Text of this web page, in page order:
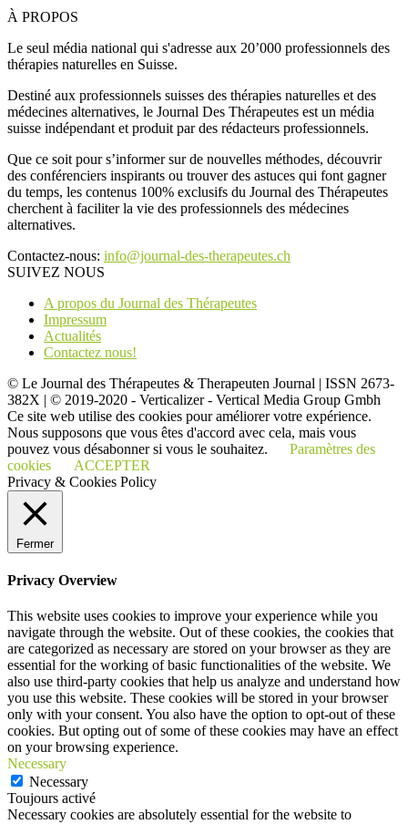
À PROPOS
Le seul média national qui s'adresse aux 20’000 professionnels des
thérapies naturelles en Suisse.
Destiné aux professionnels suisses des thérapies naturelles et des
médecines alternatives, le Journal Des Thérapeutes est un média
suisse indépendant et produit par des rédacteurs professionnels.
Que ce soit pour s’informer sur de nouvelles méthodes, découvrir
des conférenciers inspirants ou trouver des astuces qui font gagner
du temps, les contenus 100% exclusifs du Journal des Thérapeutes
cherchent à faciliter la vie des professionnels des médecines
alternatives.
Contactez-nous: info@journal-des-therapeutes.ch
SUIVEZ NOUS
A propos du Journal des Thérapeutes
Impressum
Actualités
Contactez nous!
© Le Journal des Thérapeutes & Therapeuten Journal | ISSN 2673-
382X | © 2019-2020 - Verticalizer - Vertical Media Group Gmbh
Ce site web utilise des cookies pour améliorer votre expérience.
Nous supposons que vous êtes d'accord avec cela, mais vous
pouvez vous désabonner si vous le souhaitez.
Paramètres des
cookies
ACCEPTER
Privacy & Cookies Policy
Fermer
Privacy Overview
This website uses cookies to improve your experience while you
navigate through the website. Out of these cookies, the cookies that
are categorized as necessary are stored on your browser as they are
essential for the working of basic functionalities of the website. We
also use third-party cookies that help us analyze and understand how
you use this website. These cookies will be stored in your browser
only with your consent. You also have the option to opt-out of these
cookies. But opting out of some of these cookies may have an effect
on your browsing experience.
Necessary
Necessary
Toujours activé
Necessary cookies are absolutely essential for the website to